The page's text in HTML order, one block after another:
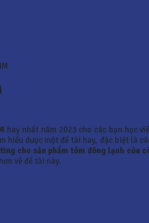
hay nhất năm 2023 cho các bạn học
được một đề tài hay, đặc biệt là
cho sản phẩm tôm đông lạnh của
về đề tài này.